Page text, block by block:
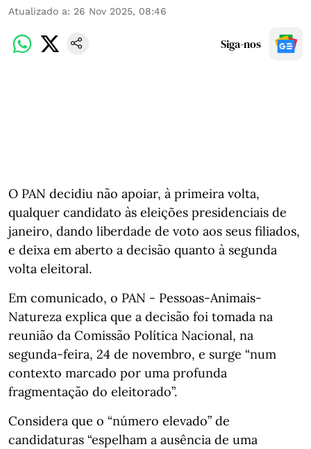
Atualizado a: 26 Nov 2025, 08:46
Siga-nos
O PAN decidiu não apoiar, à primeira volta,
qualquer candidato às eleições presidenciais de
janeiro, dando liberdade de voto aos seus filiados,
e deixa em aberto a decisão quanto à segunda
volta eleitoral.
Em comunicado, o PAN - Pessoas-Animais-
Natureza explica que a decisão foi tomada na
reunião da Comissão Política Nacional, na
segunda-feira, 24 de novembro, e surge “num
contexto marcado por uma profunda
fragmentação do eleitorado”.
Considera que o “número elevado” de
candidaturas “espelham a ausência de uma